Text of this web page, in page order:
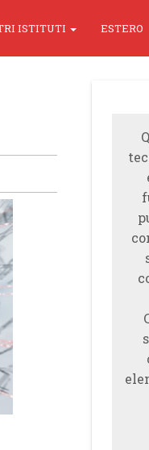
ISTITUTI ESTERO